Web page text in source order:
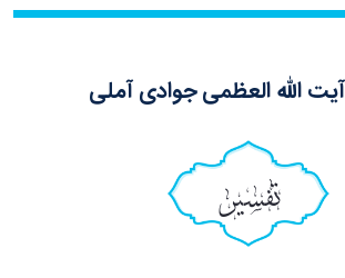
الله العظمی جوادی آملی
تفسیر